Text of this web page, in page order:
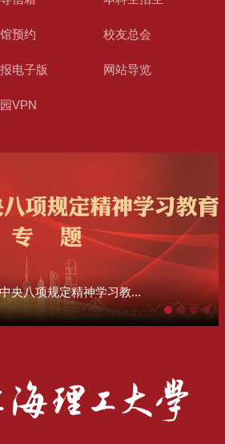
预约 校友总会
电子版 网站导览
VPN
央八项规定精神学习教...